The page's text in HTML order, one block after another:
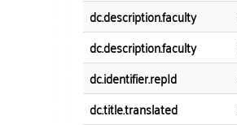
dc.description.faculty
dc.description.faculty
dc.identifier.repId
dc.title.translated